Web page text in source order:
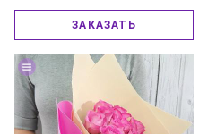
шляпная коробка 16х16 см.,
флористическая губка,
ЗАКАЗАТЬ